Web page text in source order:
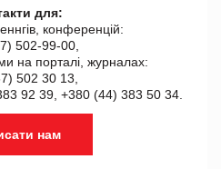
для:
конференцій:
502-99-00,
на порталі, журналах:
502 30 13,
92 39, +380 (44) 383 50 34.
нам